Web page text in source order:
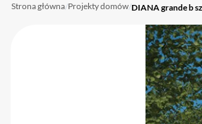
Strona główna/Projekty domów/DIANA grande b